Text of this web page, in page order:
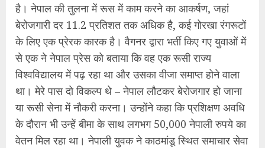
है। नेपाल की तुलना में रूस में काम करने का आकर्षण, जहां
बेरोजगारी दर 11.2 प्रतिशत तक अधिक है, कई गोरखा रंगरूटों
के लिए एक प्रेरक कारक है। वैगनर द्वारा भर्ती किए गए युवाओं में
से एक ने नेपाल प्रेस को बताया कि वह एक रूसी राज्य
विश्वविद्यालय में पढ़ रहा था और उसका वीजा समाप्त होने वाला
था। मेरे पास दो विकल्प थे – नेपाल लौटकर बेरोजगार हो जाना
या रूसी सेना में नौकरी करना। उन्होंने कहा कि प्रशिक्षण अवधि
के दौरान भी उन्हें बीमा के साथ लगभग 50,000 नेपाली रुपये का
वेतन मिल रहा था। नेपाली युवक ने काठमांडू स्थित समाचार सेवा